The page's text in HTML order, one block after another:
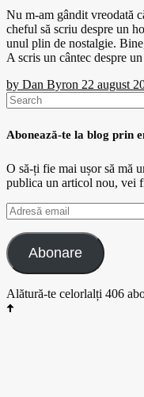
Nu m-am gândit vreodată
cheful să scriu despre un
unul plin de nostalgie.
A scris un cântec despre
by Dan Byron 22 august
Search
for:
Abonează-te la blog prin
O să-ți fie mai ușor să mă
publica un articol nou, vei
Adresă
email
Abonare
Alătură-te celorlalți 406